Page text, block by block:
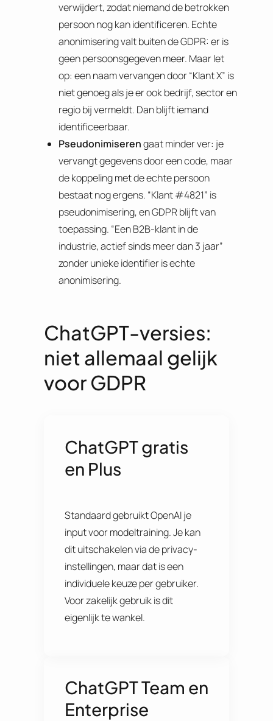
verwijdert, zodat niemand de betrokken
persoon nog kan identificeren. Echte
anonimisering valt buiten de GDPR: er is
geen persoonsgegeven meer. Maar let
op: een naam vervangen door “Klant X” is
niet genoeg als je er ook bedrijf, sector en
regio bij vermeldt. Dan blijft iemand
identificeerbaar.
Pseudonimiserengaat minder ver: je
vervangt gegevens door een code, maar
de koppeling met de echte persoon
bestaat nog ergens. “Klant #4821” is
pseudonimisering, en GDPR blijft van
toepassing. “Een B2B-klant in de
industrie, actief sinds meer dan 3 jaar”
zonder unieke identifier is echte
anonimisering.
ChatGPT-versies:
niet allemaal gelijk
voor GDPR
ChatGPT gratis
en Plus
Standaard gebruikt OpenAI je
input voor modeltraining. Je kan
dit uitschakelen via de privacy-
instellingen, maar dat is een
individuele keuze per gebruiker.
Voor zakelijk gebruik is dit
eigenlijk te wankel.
ChatGPT Team en
Enterprise